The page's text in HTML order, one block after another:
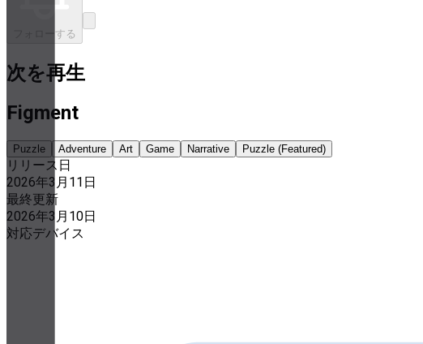
フォローする
次を再生
Figment
Puzzle Adventure Art Game Narrative Puzzle (Featured)
リリース日
2026年3月11日
最終更新
2026年3月10日
対応デバイス